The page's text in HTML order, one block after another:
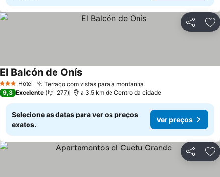
Partilhar
3 EstrelasHotel Terraço com vistas para a montanha
El Balcón de OnísVer preços
9,3 Excelente 277 a 3.5 km de Centro da cidade
Selecione as datas para ver os preços
exatos.
Ver preços
Partilhar